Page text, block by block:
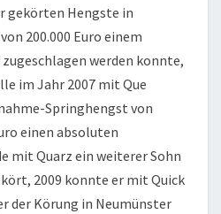
gekörten Hengste in
200.000 Euro einem
werden konnte,
im Jahr 2007 mit Que
Springhengst von
einen absoluten
mit Quarz ein weiterer Sohn
2009 konnte er mit Quick
der Körung in Neumünster